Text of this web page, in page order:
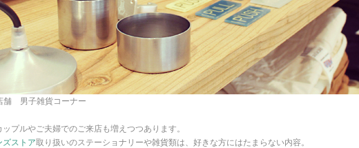
舗 男子雑貨コーナー
プルやご夫婦でのご来店も増えつつあります。
ズストア取り扱いのステーショナリーや雑貨類は、好きな方にはたまらない内容。